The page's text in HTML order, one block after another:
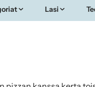
Lasi